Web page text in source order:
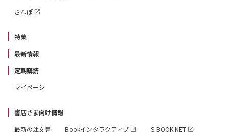
さんぽ
特集
最新情報
定期購読
マイページ
書店さま向け情報
最新の注文書
Bookインタラクティブ S-BOOK.NET